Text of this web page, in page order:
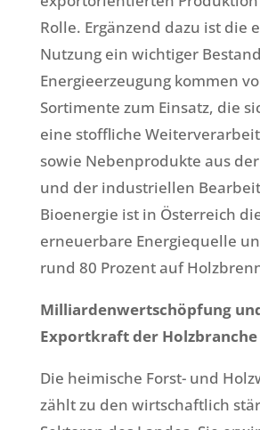
Rolle. Ergänzend dazu ist die
Nutzung ein wichtiger
Energieerzeugung kommen
Sortimente zum Einsatz, die
eine stoffliche
sowie Nebenprodukte aus
und der industriellen
Bioenergie ist in Österreich
erneuerbare Energiequelle
rund 80 Prozent auf
Milliardenwertschöpfung
Exportkraft der Holzbranche
Die heimische Forst- und
zählt zu den wirtschaftlich